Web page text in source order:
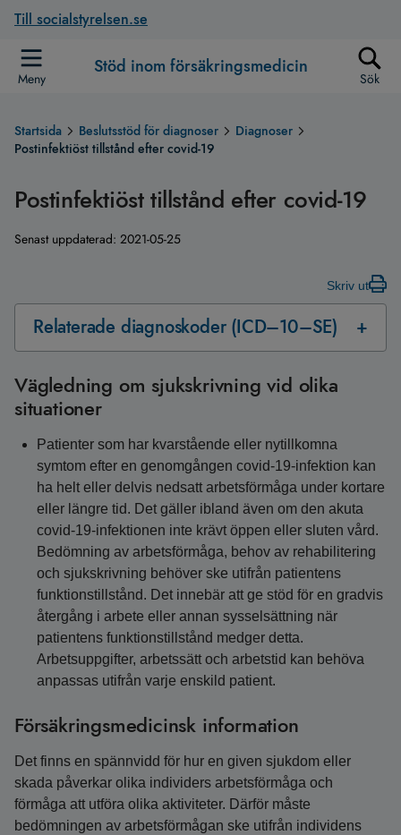
Till socialstyrelsen.se
Meny
Stöd inom försäkringsmedicin
Sök
Startsida Beslutsstöd för diagnoser
Diagnoser
Postinfektiöst tillstånd efter covid-19
Postinfektiöst tillstånd efter covid-19
Senast uppdaterad: 2021-05-25
Skriv ut
Relaterade diagnoskoder (ICD–10–SE)
Vägledning om sjukskrivning vid olika
situationer
Patienter som har kvarstående eller nytillkomna
symtom efter en genomgången covid-19-infektion kan
ha helt eller delvis nedsatt arbetsförmåga under kortare
eller längre tid. Det gäller ibland även om den akuta
covid-19-infektionen inte krävt öppen eller sluten vård.
Bedömning av arbetsförmåga, behov av rehabilitering
och sjukskrivning behöver ske utifrån patientens
funktionstillstånd. Det innebär att ge stöd för en gradvis
återgång i arbete eller annan sysselsättning när
patientens funktionstillstånd medger detta.
Arbetsuppgifter, arbetssätt och arbetstid kan behöva
anpassas utifrån varje enskild patient.
Försäkringsmedicinsk information
Det finns en spännvidd för hur en given sjukdom eller
skada påverkar olika individers arbetsförmåga och
förmåga att utföra olika aktiviteter. Därför måste
bedömningen av arbetsförmågan ske utifrån individens